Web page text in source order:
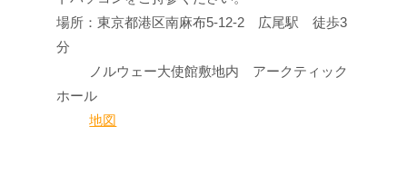
場所：東京都港区南麻布5-12-2 広尾駅 徒歩3
分
ノルウェー大使館敷地内 アークティック
ホール
地図